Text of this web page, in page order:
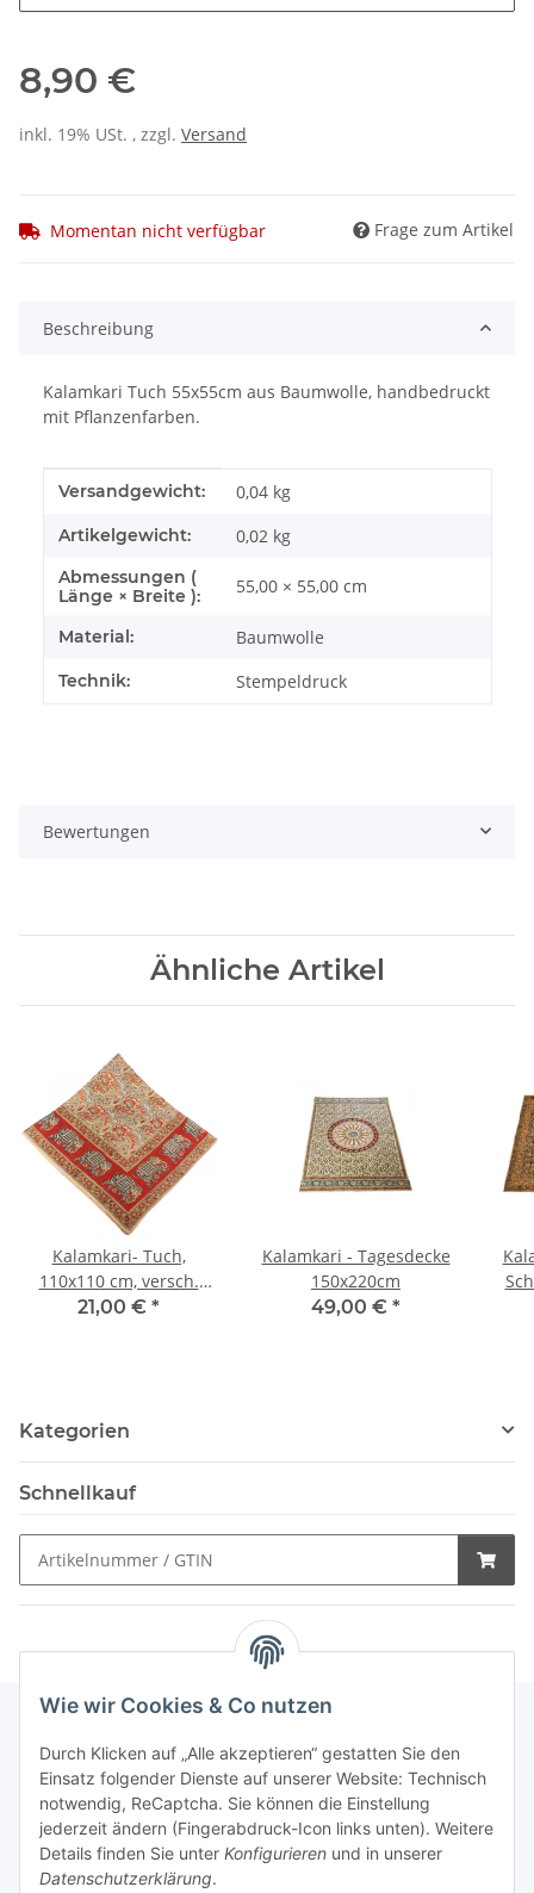
Wie wir Cookies & Co nutzen
Durch Klicken auf „Alle akzeptieren“ gestatten Sie den
Einsatz folgender Dienste auf unserer Website: Technisch
notwendig, ReCaptcha. Sie können die Einstellung
jederzeit ändern (Fingerabdruck-Icon links unten). Weitere
Details finden Sie unter Konfigurieren und in unserer
Datenschutzerklärung.
8,90 €
inkl. 19% USt. , zzgl. Versand
Momentan nicht verfügbar Frage zum Artikel
Beschreibung
Kalamkari Tuch 55x55cm aus Baumwolle, handbedruckt
mit Pflanzenfarben.
Produkteigenschaft
Wert
Versandgewicht: 0,04 kg
Artikelgewicht: 0,02 kg
Abmessungen (
Länge × Breite ):
55,00 × 55,00 cm
Material: Baumwolle
Technik: Stempeldruck
Bewertungen
Ähnliche Artikel
Kalamkari- Tuch,
110x110 cm, versch.
Motive
21,00 € *
Kalamkari - Tagesdecke
150x220cm
49,00 € *
Kategorien
Schnellkauf
Schnellkauf